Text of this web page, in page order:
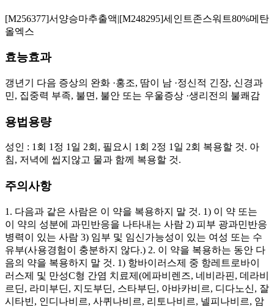
[M256377]서양승마추출액|[M248295]세인트존스워트80%메탄
올엑스
효능효과
갱년기 다음 증상의 완화 ·홍조, 땀이 남 ·정신적 긴장, 신경과
민, 집중력 부족, 불면, 불안 또는 우울증상 ·생리전의 불쾌감
용법용량
성인 : 1회 1정 1일 2회, 필요시 1회 2정 1일 2회 복용할 것. 아
침, 저녁에 씹지않고 물과 함께 복용할 것.
주의사항
1. 다음과 같은 사람은 이 약을 복용하지 말 것. 1) 이 약 또는
이 약의 성분에 과민반응을 나타내는 사람 2) 피부 광과민반응
병력이 있는 사람 3) 임부 및 임신가능성이 있는 여성 또는 수
유부(사용경험이 충분하지 않다.) 2. 이 약을 복용하는 동안 다
음의 약을 복용하지 말 것. 1) 항바이러스제 중 항레트로바이
러스제 및 만성C형 간염 치료제(에파비렌즈, 네비라핀, 데라비
르딘, 라미부딘, 지도부딘, 스타부딘, 아바카비르, 디다노신, 잘
시타빈, 인디나비르, 사퀴나비르, 리토나비르, 넬피나비르, 암